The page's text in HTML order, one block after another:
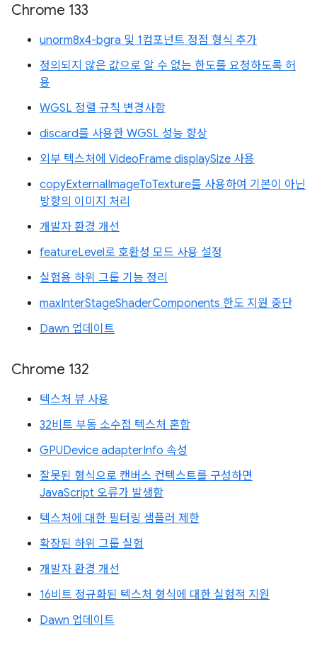
Chrome 133
unorm8x4-bgra 및 1컴포넌트 정점 형식 추가
정의되지 않은 값으로 알 수 없는 한도를 요청하도록 허
용
WGSL 정렬 규칙 변경사항
discard를 사용한 WGSL 성능 향상
외부 텍스처에 VideoFrame displaySize 사용
copyExternalImageToTexture를 사용하여 기본이 아닌
방향의 이미지 처리
개발자 환경 개선
featureLevel로 호환성 모드 사용 설정
실험용 하위 그룹 기능 정리
maxInterStageShaderComponents 한도 지원 중단
Dawn 업데이트
Chrome 132
텍스처 뷰 사용
32비트 부동 소수점 텍스처 혼합
GPUDevice adapterInfo 속성
잘못된 형식으로 캔버스 컨텍스트를 구성하면
JavaScript 오류가 발생함
텍스처에 대한 필터링 샘플러 제한
확장된 하위 그룹 실험
개발자 환경 개선
16비트 정규화된 텍스처 형식에 대한 실험적 지원
Dawn 업데이트